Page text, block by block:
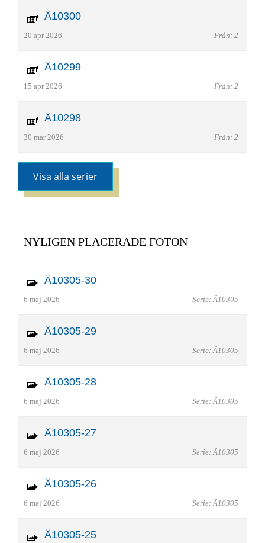
Ä10300
20 apr 2026 Från: 2
Ä10299
15 apr 2026 Från: 2
Ä10298
30 mar 2026 Från: 2
Visa alla serier
NYLIGEN PLACERADE FOTON
Ä10305-30
6 maj 2026 Serie: Ä10305
Ä10305-29
6 maj 2026 Serie: Ä10305
Ä10305-28
6 maj 2026 Serie: Ä10305
Ä10305-27
6 maj 2026 Serie: Ä10305
Ä10305-26
6 maj 2026 Serie: Ä10305
Ä10305-25